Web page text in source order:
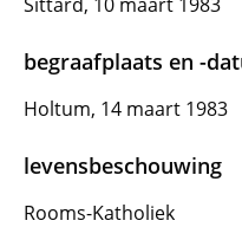
begraafplaats en -
Holtum, 14 maart 1983
levensbeschouwing
Rooms-Katholiek